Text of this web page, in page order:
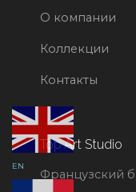
О компании
Коллекции
Контакты
Top Art Studio
Французский
EN